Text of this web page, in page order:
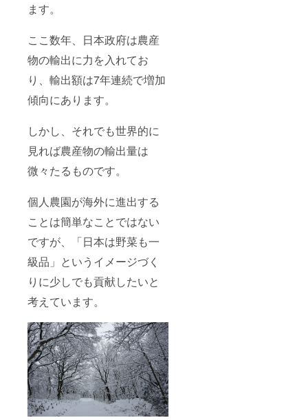
ます。
ここ数年、日本政府は農産
物の輸出に力を入れてお
り、輸出額は7年連続で増加
傾向にあります。
しかし、それでも世界的に
見れば農産物の輸出量は
微々たるものです。
個人農園が海外に進出する
ことは簡単なことではない
ですが、「日本は野菜も一
級品」というイメージづく
りに少しでも貢献したいと
考えています。